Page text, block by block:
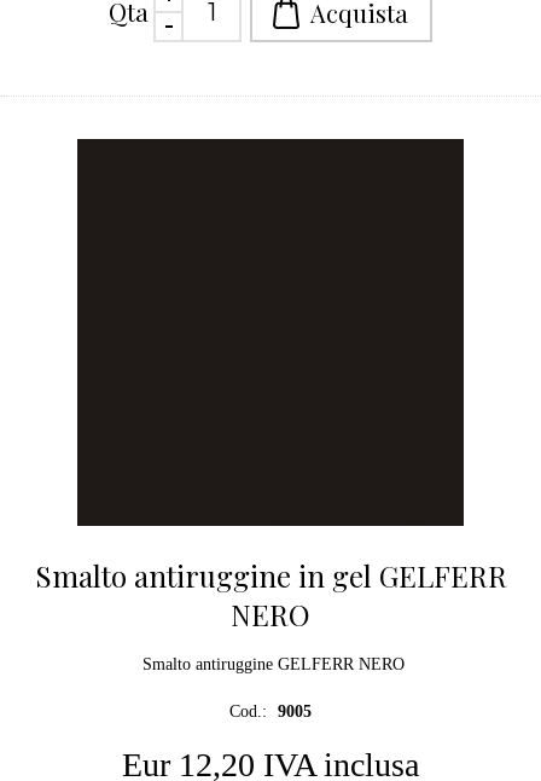
Qta
Smalto antiruggine in gel GELFERR
NERO
Smalto antiruggine GELFERR NERO
Cod.: 9005
Eur 12,20 IVA inclusa